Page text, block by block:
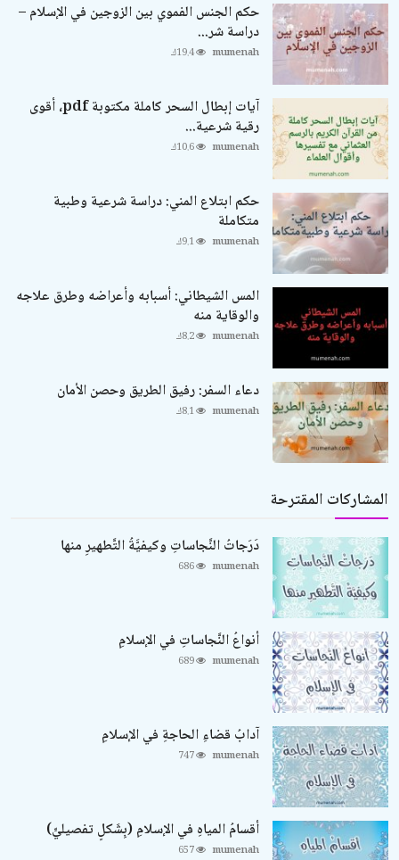
حكم الجنس الفموي بين الزوجين في الإسلام –
دراسة شر...
mumenah 19.4ك
آيات إبطال السحر كاملة مكتوبة pdf، أقوى
رقية شرعية...
mumenah
حكم ابتلاع المني: دراسة شرعية وطبية
متكاملة
mumenah
المس الشيطاني: أسبابه وأعراضه وطرق علاجه
والوقاية منه
mumenah
دعاء السفر: رفيق الطريق وحصن الأمان
mumenah
المشاركات المقترحة
دَرَجاتُ النَّجاساتِ وكيفيَّةُ التَّطهيرِ منها
mumenah
أنواعُ النَّجاساتِ في الإسلامِ
mumenah
آدابُ قضاءِ الحاجةِ في الإسلامِ
mumenah
أقسامُ المياهِ في الإسلامِ (بِشَكلٍ تفصيليٍّ)
mumenah